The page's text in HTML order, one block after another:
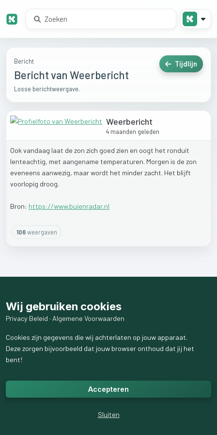
Bericht
Bericht van Weerbericht
Losse berichtweergave.
Tijdlijn
Weerbericht
4 maanden geleden
Ook vandaag laat de zon zich goed zien en oogt het ronduit
lenteachtig, met aangename temperaturen. Morgen is de zon
eveneens aanwezig, maarwordt het minderzacht. Het blijft
voorlopig droog.
Bron: https://www.buienradar.nl
106weergaven
Wij gebruiken cookies
Privacy Beleid · Algemene Voorwaarden
Cookies zijn gegevens die wij achterlaten op jouw apparaat.
Deze zorgen bijvoorbeeld dat jouw browser onthoud dat jij het
bent!
Accepteren
Sluiten